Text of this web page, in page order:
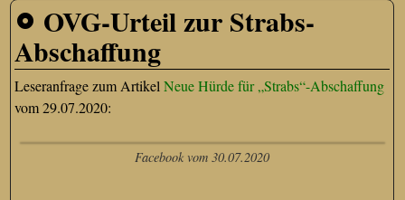
OVG-Urteil zur Strabs-
Abschaffung
Leseranfrage zum ArtikelNeue Hürde für „Strabs“-Abschaffung
vom 29.07.2020:
Facebook vom 30.07.2020